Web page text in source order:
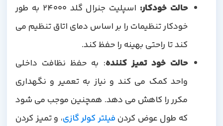
حالت خودکار:
اسپلیت جنرال گلد 24000 به طور
خودکار تنظیمات را بر اساس دمای اتاق تنظیم می
کند تا راحتی بهینه را حفظ کند.
حالت خود تمیز کننده: به حفظ نظافت داخلی
واحد کمک می کند و نیاز به تعمیر و نگهداری
مکرر را کاهش می دهد. همچنین موجب می شود
که طول عوض کردنفیلتر کولر گازی، و تمیز کردن